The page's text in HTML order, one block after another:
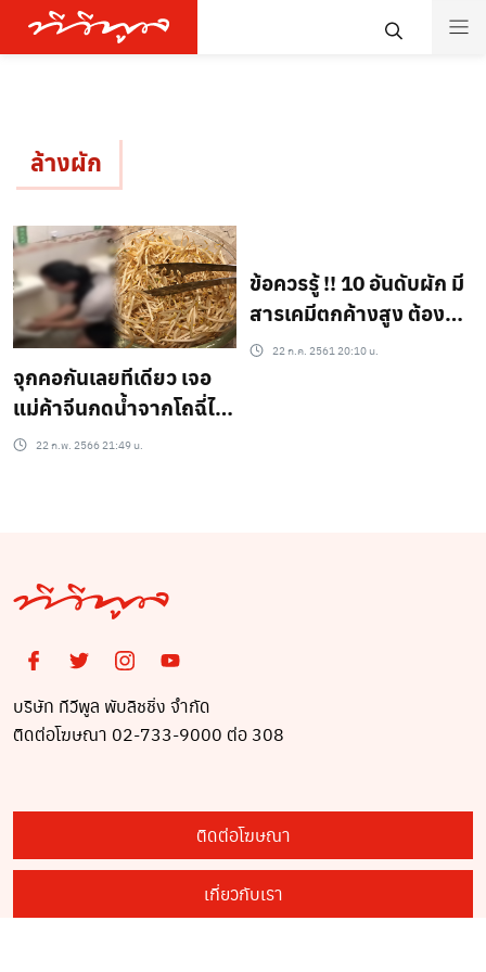
ล้างผัก
จุกคอกันเลยทีเดียว เจอ
แม่ค้าจีนกดน้ำจากโถฉี่ไป
ล้างถั่วงอก
22 ก.พ. 2566 21:49 น.
ข้อควรรู้ !! 10 อันดับผัก มี
สารเคมีตกค้างสูง ต้อง
ระวัง และทำให้สะอาดก่อน
22 ก.ค. 2561 20:10 น.
บริษัท ทีวีพูล พับลิชชิ่ง จำกัด
ติดต่อโฆษณา 02-733-9000 ต่อ 308
ติดต่อโฆษณา
เกี่ยวกับเรา